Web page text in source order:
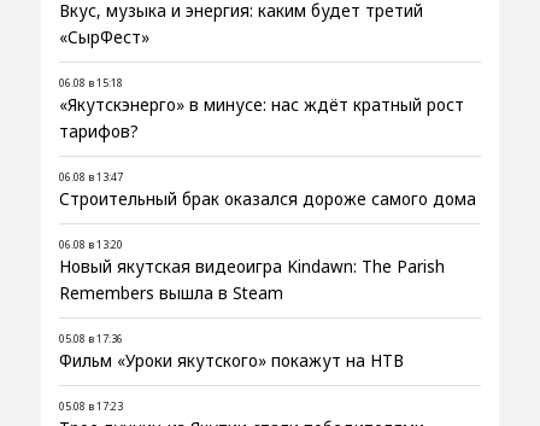
Вкус, музыка и энергия: каким будет третий
«СырФест»
06.08 в 15:18
«Якутскэнерго» в минусе: нас ждёт кратный рост
тарифов?
06.08 в 13:47
Строительный брак оказался дороже самого дома
06.08 в 13:20
Новый якутская видеоигра Kindawn: The Parish
Remembers вышла в Steam
05.08 в 17:36
Фильм «Уроки якутского» покажут на НТВ
05.08 в 17:23